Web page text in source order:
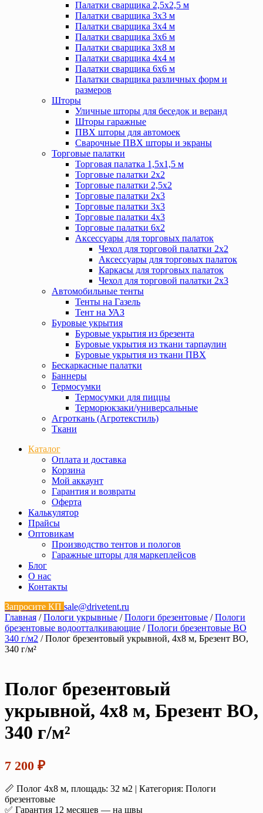
Палатки сварщика 2,5х2,5 м
Палатки сварщика 3х3 м
Палатки сварщика 3х4 м
Палатки сварщика 3х6 м
Палатки сварщика 3х8 м
Палатки сварщика 4х4 м
Палатки сварщика 6х6 м
Палатки сварщика различных форм и
размеров
Шторы
Уличные шторы для беседок и веранд
Шторы гаражные
ПВХ шторы для автомоек
Сварочные ПВХ шторы и экраны
Торговые палатки
Торговая палатка 1,5х1,5 м
Торговые палатки 2х2
Торговые палатки 2,5х2
Торговые палатки 2х3
Торговые палатки 3х3
Торговые палатки 4х3
Торговые палатки 6х2
Аксессуары для торговых палаток
Чехол для торговой палатки 2х2
Аксессуары для торговых палаток
Каркасы для торговых палаток
Чехол для торговой палатки 2х3
Автомобильные тенты
Тенты на Газель
Тент на УАЗ
Буровые укрытия
Буровые укрытия из брезента
Буровые укрытия из ткани тарпаулин
Буровые укрытия из ткани ПВХ
Бескаркасные палатки
Баннеры
Термосумки
Термосумки для пиццы
Терморюкзаки/универсальные
Агроткань (Агротекстиль)
Ткани
Каталог
Оплата и доставка
Корзина
Мой аккаунт
Гарантия и возвраты
Оферта
Калькулятор
Прайсы
Оптовикам
Производство тентов и пологов
Гаражные шторы для маркеплейсов
Блог
О нас
Контакты
Запросите КП sale@drivetent.ru
Главная /Пологи укрывные /Пологи брезентовые /Пологи
брезентовые водоотталкивающие /Пологи брезентовые ВО
340 г/м2 / Полог брезентовый укрывной, 4х8 м, Брезент ВО,
340 г/м²
Полог брезентовый
укрывной, 4х8 м, Брезент ВО,
340 г/м²
7 200 ₽
📏 Полог 4х8 м, площадь: 32 м2 | Категория: Пологи
брезентовые
✅ Гарантия 12 месяцев — на швы